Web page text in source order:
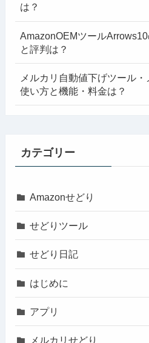
は？
AmazonOEMツール
と評判は？
メルカリ自動値下げツール
使い方と機能・料金は？
カテゴリー
Amazonせどり
せどりツール
せどり日記
はじめに
アプリ
メルカリせどり